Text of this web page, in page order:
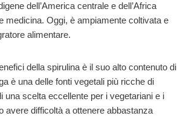
dell’America centrale e dell’Africa
medicina. Oggi, è ampiamente coltivata e
alimentare.
della spirulina è il suo alto contenuto di
è una delle fonti vegetali più ricche di
una scelta eccellente per i vegetariani e i
avere difficoltà a ottenere abbastanza